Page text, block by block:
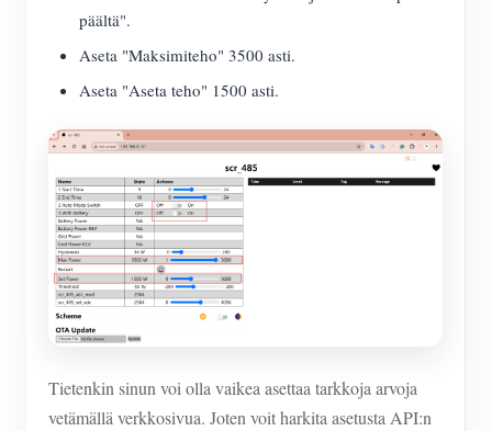
päältä".
Aseta "Maksimiteho" 3500 asti.
Aseta "Aseta teho" 1500 asti.
Tietenkin sinun voi olla vaikea asettaa tarkkoja arvoja
vetämällä verkkosivua. Joten voit harkita asetusta API:n